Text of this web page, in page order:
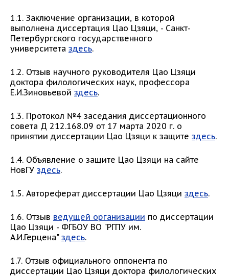
1.1. Заключение организации, в которой
выполнена диссертация Цао Цзяци, - Санкт-
Петербургского государственного
университета здесь.
1.2. Отзыв научного руководителя Цао Цзяци
доктора филологических наук, профессора
Е.И.Зиновьевой здесь.
1.3. Протокол №4 заседания диссертационного
совета Д 212.168.09 от 17 марта 2020 г. о
принятии диссертации Цао Цзяци к защите здесь.
1.4. Объявление о защите Цао Цзяци на сайте
НовГУ здесь.
1.5. Автореферат диссертации Цао Цзяци здесь.
1.6. Отзыв ведущей организации по диссертации
Цао Цзяци - ФГБОУ ВО "РГПУ им.
А.И.Герцена" здесь.
1.7. Отзыв официального оппонента по
диссертации Цао Цзяци доктора филологических